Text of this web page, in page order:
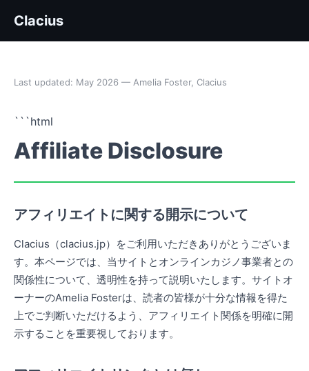
Clacius
Last updated: May 2026 — Amelia Foster, Clacius
```html
Affiliate Disclosure
アフィリエイトに関する開示について
Clacius（clacius.jp）をご利用いただきありがとうございま
す。本ページでは、当サイトとオンラインカジノ事業者との
関係性について、透明性を持って説明いたします。サイトオ
ーナーのAmelia Fosterは、読者の皆様が十分な情報を得た
上でご判断いただけるよう、アフィリエイト関係を明確に開
示することを重要視しております。